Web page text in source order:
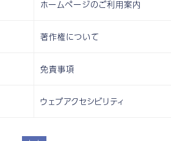
ホームページのご利用案内
著作権について
免責事項
ウェブアクセシビリティ